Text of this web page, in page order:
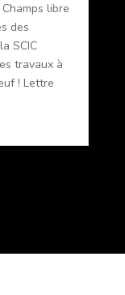
libre
des
SCIC
travaux à
! Lettre